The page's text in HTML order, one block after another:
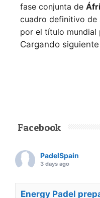
fase conjunta de
cuadro definitivo de
por el título mundial
el
primera